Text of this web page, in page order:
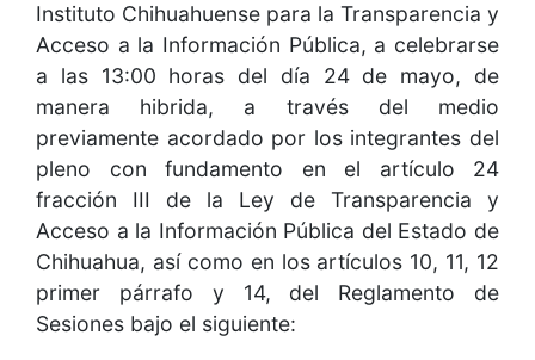
Instituto Chihuahuense para la Transparencia y
Acceso a la Información Pública, a celebrarse
a las 13:00 horas del día 24 de mayo, de
manera hibrida, a través del medio
previamente acordado por los integrantes del
pleno con fundamento en el artículo 24
fracción III de la Ley de Transparencia y
Acceso a la Información Pública del Estado de
Chihuahua, así como en los artículos 10, 11, 12
primer párrafo y 14, del Reglamento de
Sesiones bajo el siguiente: